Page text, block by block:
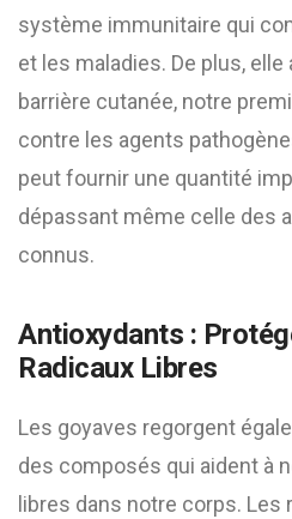
système immunitaire qui
et les maladies. De plus, elle
barrière cutanée, notre
contre les agents
peut fournir une quantité
dépassant même celle des
connus.
Antioxydants :
Radicaux Libres
Les goyaves regorgent
des composés qui aident à
libres dans notre corps.